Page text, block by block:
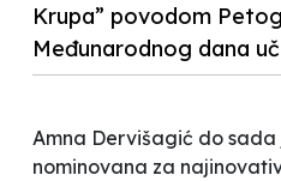
Krupa” povodom
Međunarodnog dana
Amna Dervišagić do
nominovana za